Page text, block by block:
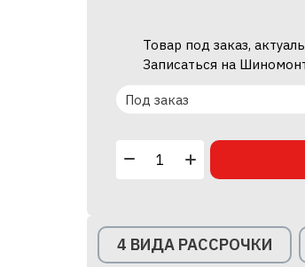
Товар под заказ,
Записаться на
Под заказ
4 ВИДА РАССРОЧКИ